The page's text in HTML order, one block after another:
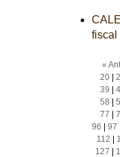
«
20|
39
58
77
96
97
112
127